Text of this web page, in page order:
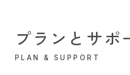
プランとサポ
PLAN & SUPPORT